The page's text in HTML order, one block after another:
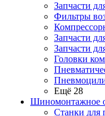
Запчасти
Фильтры
Запчасти
Запчасти
Головки
Ещё 28
Шиномонтажное
Станки для